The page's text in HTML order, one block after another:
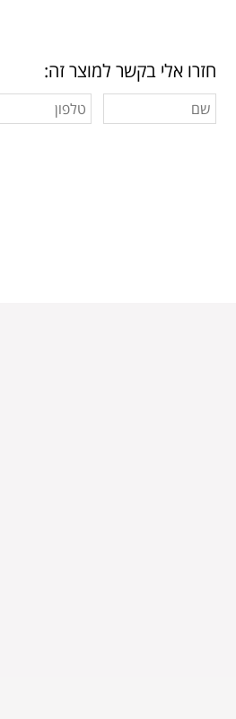
חזרו אלי בקשר למוצר זה: